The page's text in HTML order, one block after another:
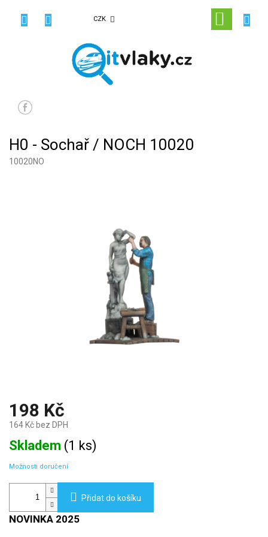
CZK
KOŠÍK
H0 - Sochař / NOCH 10020
10020NO
198 Kč
164 Kč bez DPH
Měrná
cena:
Skladem (1 ks)
Možnosti doručení
Přidat do košíku
NOVINKA 2025